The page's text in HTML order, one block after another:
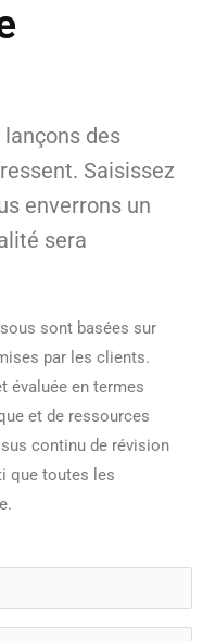
des
Saisissez
enverrons un
sera
sont basées sur
par les clients.
évaluée en termes
et de ressources
continu de révision
que toutes les